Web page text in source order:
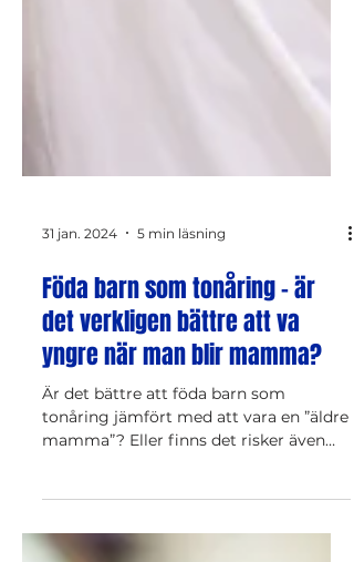
31 jan. 2024 5 min läsning
Föda barn som tonåring - är
det verkligen bättre att va
yngre när man blir mamma?
Är det bättre att föda barn som